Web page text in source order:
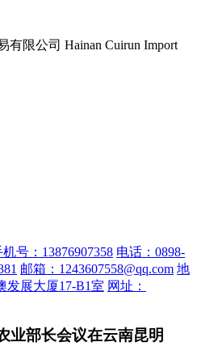
有限公司 Hainan Cuirun Import
机号：13876907358 电话：0898-
邮箱：1243607558@qq.com 地
发展大厦17-B1室 网址：
业部长会议在云南昆明